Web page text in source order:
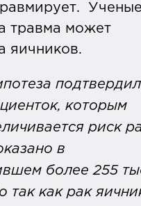
травма может
яичников.
которым
риск
в
более 255
как рак